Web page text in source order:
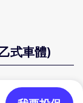
式車體)